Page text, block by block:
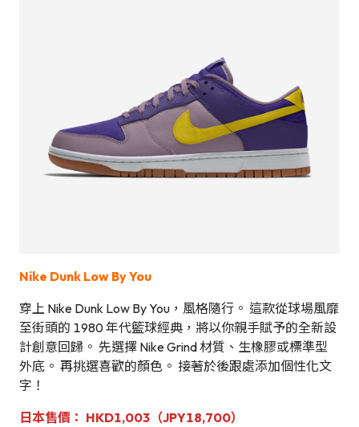
Nike Dunk Low By You
穿上 Nike Dunk Low By You，風格隨行。 這款從球場風靡
至街頭的 1980 年代籃球經典，將以你親手賦予的全新設
計創意回歸。 先選擇 Nike Grind 材質、生橡膠或標準型
外底。 再挑選喜歡的顏色。 接著於後跟處添加個性化文
字！
日本售價： HKD1,003（JPY18,700）